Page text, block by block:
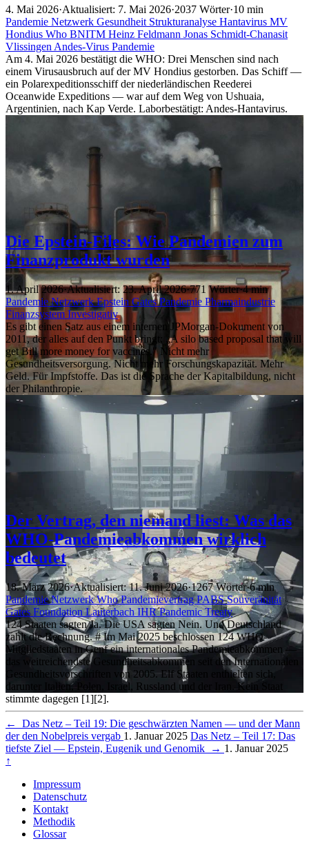
4. Mai 2026·Aktualisiert: 7. Mai 2026·2037 Wörter·10 min
Pandemie Netzwerk Gesundheit Strukturanalyse Hantavirus MV
Hondius Who BNITM Heinz Feldmann Jonas Schmidt-Chanasit
Vlissingen Andes-Virus Pandemie
Am 4. Mai 2026 bestätigt die WHO: Drei Menschen sind nach
einem Virusausbruch auf der MV Hondius gestorben. Das Schiff —
ein Polarexpeditionsschiff der niederländischen Reederei
Oceanwide Expeditions — war auf dem Weg von Ushuaia,
Argentinien, nach Kap Verde. Laborbestätigt: Andes-Hantavirus.
Die Epstein-Files: Wie Pandemien zum
Finanzprodukt wurden
1. April 2026·Aktualisiert: 23. April 2026·771 Wörter·4 min
PandemieNetzwerkEpstein GatesPandemie Pharmaindustrie
Finanzsystem Investigativ
Es gibt einen Satz aus einem internen JPMorgan-Dokument von
2011, der alles auf den Punkt bringt: „A silo based proposal that will
get Bill more money for vaccines." Nicht mehr
Gesundheitsversorgung. Nicht mehr Forschungskapazität. Mehr
Geld. Für Impfstoffe. Das ist die Sprache der Kapitalbildung, nicht
der Philanthropie.
Der Vertrag, den niemand liest: Was das
WHO-Pandemieabkommen wirklich
bedeutet
18. März 2026·Aktualisiert: 11. Juni 2026·1267 Wörter·6 min
PandemieNetzwerkWhoPandemievertragPABSSouveränität
Gates FoundationLauterbachIHRPandemic Treaty
124 Staaten sagten Ja. Die USA sagten Nein. Und Deutschland
zahlt die Rechnung. # Im Mai 2025 beschlossen 124 WHO-
Mitgliedstaaten in Genf ein internationales Pandemieabkommen —
das weitreichendste Gesundheitsabkommen seit den Internationalen
Gesundheitsvorschriften von 2005. Elf Staaten enthielten sich,
darunter Italien, Polen, Israel, Russland und der Iran. Kein Staat
stimmte dagegen [1][2].
←
Das Netz – Teil 19: Die geschwärzten Namen — und der Mann
der den Nobelpreis vergab 1. Januar 2025 Das Netz – Teil 17: Das
tiefste Ziel — Epstein, Eugenik und Genomik
→ 1. Januar 2025
↑
Impressum
Datenschutz
Kontakt
Methodik
Glossar